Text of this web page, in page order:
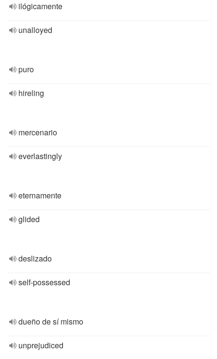
ilógicamente
unalloyed
puro
hireling
mercenario
everlastingly
eternamente
glided
deslizado
self-possessed
dueño de sí mismo
unprejudiced